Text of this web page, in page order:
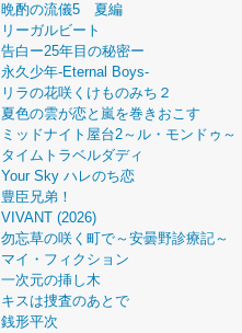
晩酌の流儀5 夏編
リーガルビート
告白ー25年目の秘密ー
永久少年-Eternal Boys-
リラの花咲くけものみち２
夏色の雲が恋と嵐を巻きおこす
ミッドナイト屋台2～ル・モンドゥ～
タイムトラベルダディ
Your Sky ハレのち恋
豊臣兄弟！
VIVANT (2026)
勿忘草の咲く町で～安曇野診療記～
マイ・フィクション
一次元の挿し木
キスは捜査のあとで
銭形平次